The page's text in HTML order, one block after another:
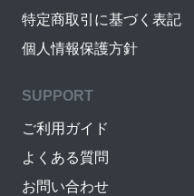
特定商取引に基づく表記
個人情報保護方針
SUPPORT
ご利用ガイド
よくある質問
お問い合わせ